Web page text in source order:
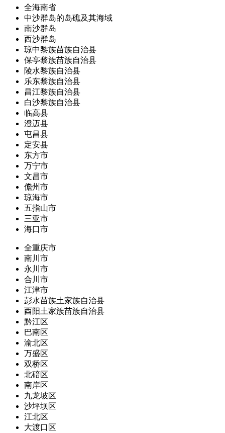
全海南省
中沙群岛的岛礁及其海域
南沙群岛
西沙群岛
琼中黎族苗族自治县
保亭黎族苗族自治县
陵水黎族自治县
乐东黎族自治县
昌江黎族自治县
白沙黎族自治县
临高县
澄迈县
屯昌县
定安县
东方市
万宁市
文昌市
儋州市
琼海市
五指山市
三亚市
海口市
全重庆市
南川市
永川市
合川市
江津市
彭水苗族土家族自治县
酉阳土家族苗族自治县
黔江区
巴南区
渝北区
万盛区
双桥区
北碚区
南岸区
九龙坡区
沙坪坝区
江北区
大渡口区